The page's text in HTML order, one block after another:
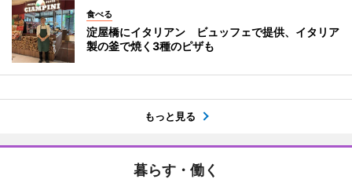
食べる
淀屋橋にイタリアン ビュッフェで提供、イタリア
製の釜で焼く3種のピザも
もっと見る
暮らす・働く